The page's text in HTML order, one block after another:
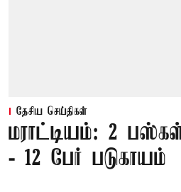
தேசிய செய்திகள்
மராட்டியம்: 2
- 12 பேர் படுகாயம்